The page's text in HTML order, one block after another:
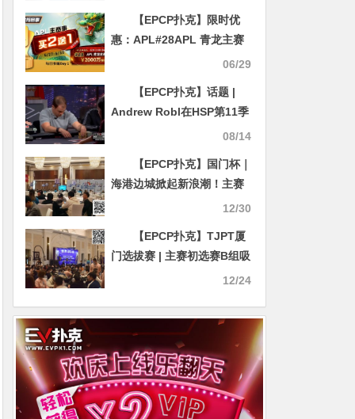
【EPCP扑克】限时优
惠：APL#28APL 青龙主赛
事，APL主赛事买二送一06/29
【EPCP扑克】话题 |
Andrew Robl在HSP第11季
赢得567,000美元的巨额彩
08/14
【EPCP扑克】国门杯｜
海港边城掀起新浪潮！主赛
A组争斗战鼓敲响共吸引114
二轮！女神挑战赛明日靓丽
登场！
12/30
【EPCP扑克】TJPT厦
门选拔赛 | 主赛初选赛B组吸
引404人参赛，包牟龙近39
12/24